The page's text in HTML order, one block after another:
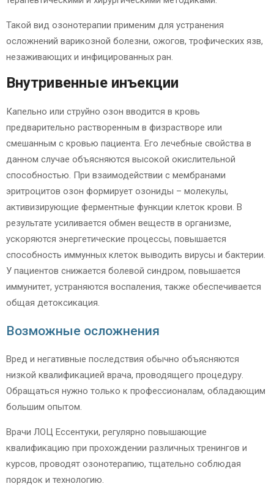
Такой вид озонотерапии применим для устранения
осложнений варикозной болезни, ожогов, трофических язв,
незаживающих и инфицированных ран.
Внутривенные инъекции
Капельно или струйно озон вводится в кровь
предварительно растворенным в физрастворе или
смешанным с кровью пациента. Его лечебные свойства в
данном случае объясняются высокой окислительной
способностью. При взаимодействии с мембранами
эритроцитов озон формирует озониды – молекулы,
активизирующие ферментные функции клеток крови. В
результате усиливается обмен веществ в организме,
ускоряются энергетические процессы, повышается
способность иммунных клеток выводить вирусы и бактерии.
У пациентов снижается болевой синдром, повышается
иммунитет, устраняются воспаления, также обеспечивается
общая детоксикация.
Возможные осложнения
Вред и негативные последствия обычно объясняются
низкой квалификацией врача, проводящего процедуру.
Обращаться нужно только к профессионалам, обладающим
большим опытом.
Врачи ЛОЦ Ессентуки, регулярно повышающие
квалификацию при прохождении различных тренингов и
курсов, проводят озонотерапию, тщательно соблюдая
порядок и технологию.